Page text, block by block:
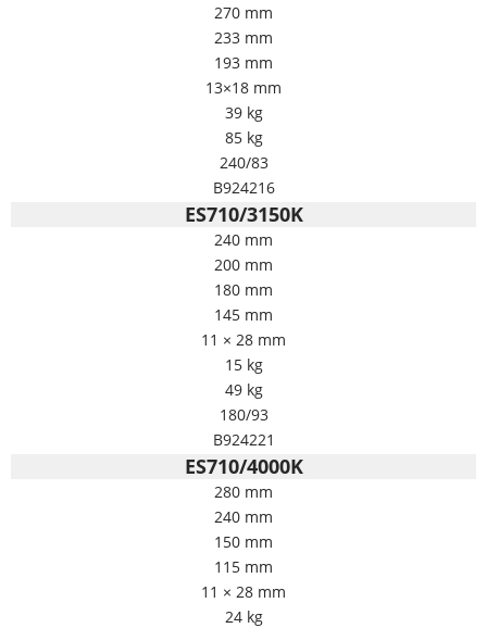
270 mm
233 mm
193 mm
13×18 mm
39 kg
85 kg
240/83
B924216
ES710/3150K
240 mm
200 mm
180 mm
145 mm
11 × 28 mm
15 kg
49 kg
180/93
B924221
ES710/4000K
280 mm
240 mm
150 mm
115 mm
11 × 28 mm
24 kg